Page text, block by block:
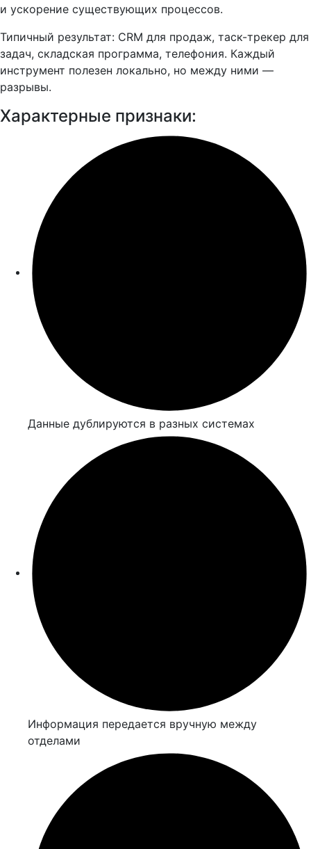
и ускорение существующих процессов.
Типичный результат: CRM для продаж, таск-трекер для
задач, складская программа, телефония. Каждый
инструмент полезен локально, но между ними —
разрывы.
Характерные признаки:
Данные дублируются в разных системах
Информация передается вручную между
отделами